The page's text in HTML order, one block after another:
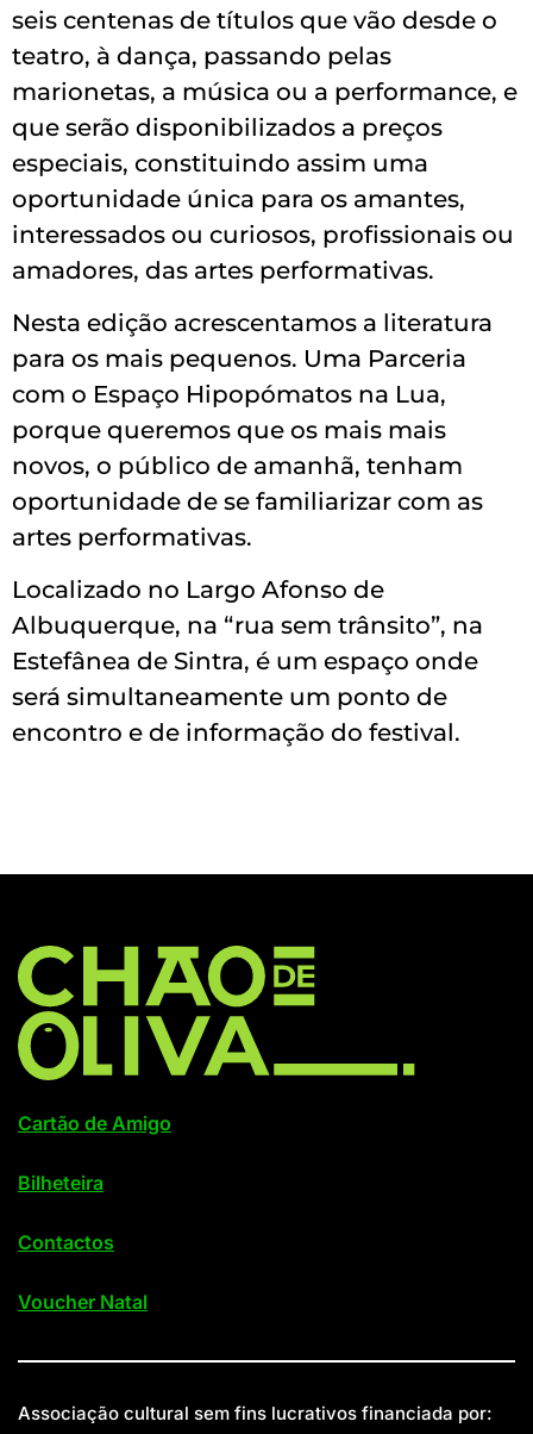
seis centenas de títulos que vão desde o
teatro, à dança, passando pelas
marionetas, a música ou a performance, e
que serão disponibilizados a preços
especiais, constituindo assim uma
oportunidade única para os amantes,
interessados ou curiosos, profissionais ou
amadores, das artes performativas.
Nesta edição acrescentamos a literatura
para os mais pequenos. Uma Parceria
com o Espaço Hipopómatos na Lua,
porque queremos que os mais mais
novos, o público de amanhã, tenham
oportunidade de se familiarizar com as
artes performativas.
Localizado no Largo Afonso de
Albuquerque, na “rua sem trânsito”, na
Estefânea de Sintra, é um espaço onde
será simultaneamente um ponto de
encontro e de informação do festival.
Cartão de Amigo
Bilheteira
Contactos
Voucher Natal
Associação cultural sem fins lucrativos financiada por: